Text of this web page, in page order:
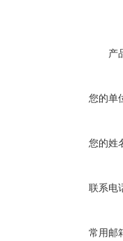
产
您的单
您的姓
联系电
常用邮